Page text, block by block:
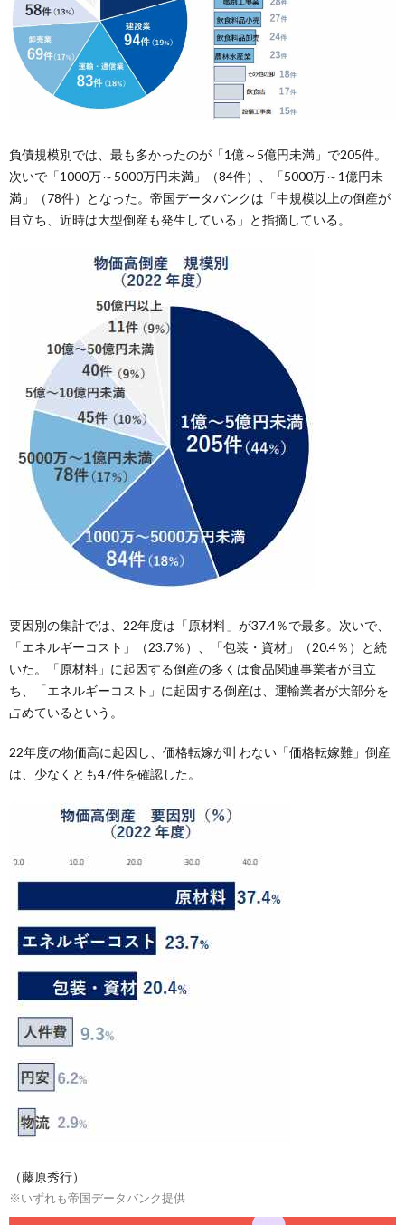
負債規模別では、最も多かったのが「1億～5億円未満」で205件。
次いで「1000万～5000万円未満」（84件）、「5000万～1億円未
満」（78件）となった。帝国データバンクは「中規模以上の倒産が
目立ち、近時は大型倒産も発生している」と指摘している。
要因別の集計では、22年度は「原材料」が37.4％で最多。次いで、
「エネルギーコスト」（23.7％）、「包装・資材」（20.4％）と続
いた。「原材料」に起因する倒産の多くは食品関連事業者が目立
ち、「エネルギーコスト」に起因する倒産は、運輸業者が大部分を
占めているという。
22年度の物価高に起因し、価格転嫁が叶わない「価格転嫁難」倒産
は、少なくとも47件を確認した。
（藤原秀行）
※いずれも帝国データバンク提供